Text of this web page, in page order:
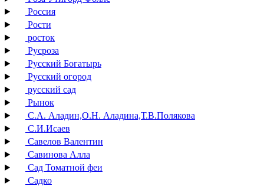
Россия
Рости
росток
Русроза
Русский Богатырь
Русский огород
русский сад
Рынок
С.А. Аладин,О.Н. Аладина,Т.В.Полякова
С.И.Исаев
Савелов Валентин
Савинова Алла
Сад Томатной феи
Садко